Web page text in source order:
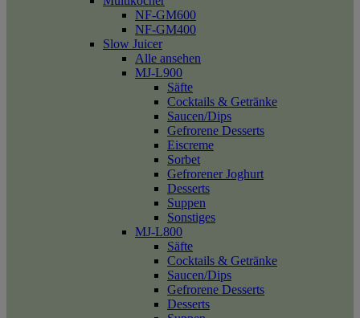
NF-GM600
NF-GM400
Slow Juicer
Alle ansehen
MJ-L900
Säfte
Cocktails & Getränke
Saucen/Dips
Gefrorene Desserts
Eiscreme
Sorbet
Gefrorener Joghurt
Desserts
Suppen
Sonstiges
MJ-L800
Säfte
Cocktails & Getränke
Saucen/Dips
Gefrorene Desserts
Desserts